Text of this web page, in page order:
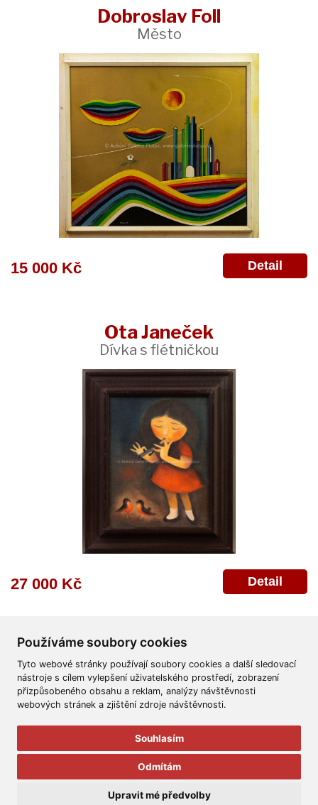
Používáme soubory cookies
Tyto webové stránky používají soubory cookies a další sledovací
nástroje s cílem vylepšení uživatelského prostředí, zobrazení
přizpůsobeného obsahu a reklam, analýzy návštěvnosti
webových stránek a zjištění zdroje návštěvnosti.
Souhlasím
Odmítám
Upravit mé předvolby
Dobroslav Foll
Město
15 000 Kč Detail
Ota Janeček
Dívka s flétničkou
27 000 Kč Detail
Všeobecné obchodní podmínky Reklamační řád
Ochrana osobních údajů
Aukční Galerie Platýz
Všechna práva vyhrazena.